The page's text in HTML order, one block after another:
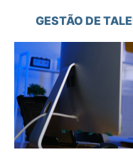
GESTÃO DE